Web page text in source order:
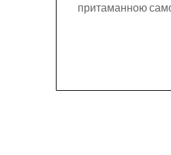
притаманною